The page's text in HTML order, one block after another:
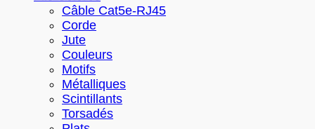
Câble Cat5e-RJ45
Corde
Jute
Couleurs
Motifs
Métalliques
Scintillants
Torsadés